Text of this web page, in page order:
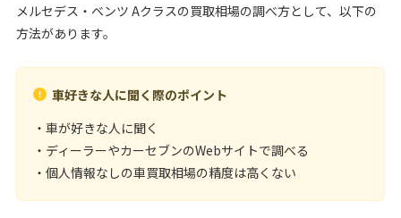
メルセデス・ベンツ Aクラスの買取相場の調べ方として、以下の
方法があります。
車好きな人に聞く際のポイント
・車が好きな人に聞く
・ディーラーやカーセブンのWebサイトで調べる
・個人情報なしの車買取相場の精度は高くない